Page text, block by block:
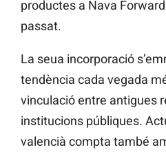
productes a Nava
passat.
La seua incorporació
tendència cada vegada
vinculació entre antigues
institucions públiques.
valencià compta també